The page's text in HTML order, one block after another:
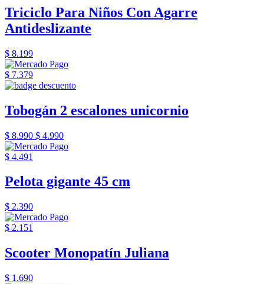
Triciclo Para Niños Con Agarre
Antideslizante
$ 8.199
$ 7.379
Tobogán 2 escalones unicornio
$ 8.990 $ 4.990
$ 4.491
Pelota gigante 45 cm
$ 2.390
$ 2.151
Scooter Monopatín Juliana
$ 1.690